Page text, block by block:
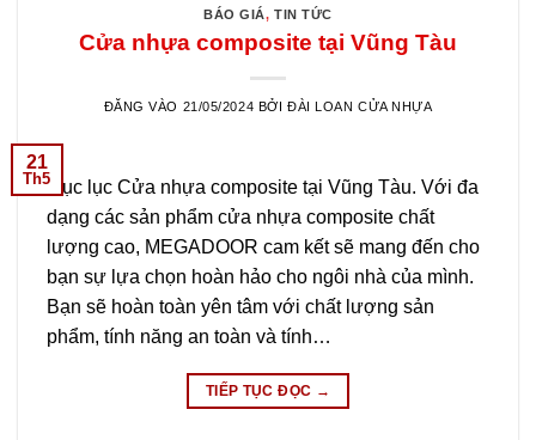
BÁO GIÁ,TIN TỨC
Cửa nhựa composite tại Vũng Tàu
ĐĂNG VÀO 21/05/2024 BỞI ĐÀI LOAN CỬA NHỰA
21
Th5Mục lục Cửa nhựa composite tại Vũng Tàu. Với đa
dạng các sản phẩm cửa nhựa composite chất
lượng cao, MEGADOOR cam kết sẽ mang đến cho
bạn sự lựa chọn hoàn hảo cho ngôi nhà của mình.
Bạn sẽ hoàn toàn yên tâm với chất lượng sản
phẩm, tính năng an toàn và tính…
TIẾP TỤC ĐỌC →